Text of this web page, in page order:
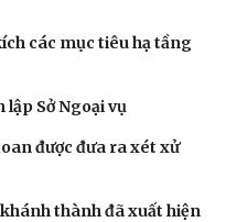
các mục tiêu hạ tầng
lập Sở Ngoại vụ
được đưa ra xét xử
thành đã xuất hiện